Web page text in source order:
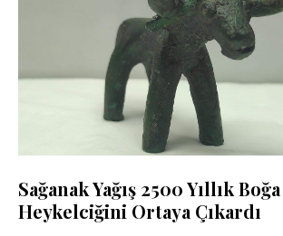
Sağanak Yağış 2500 Yıllık Boğa
Heykelciğini Ortaya Çıkardı